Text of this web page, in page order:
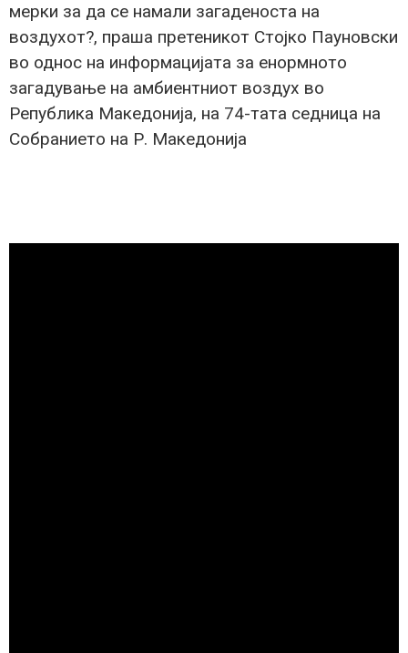
мерки за да се намали загаденоста на
воздухот?, праша претеникот Стојко Пауновски
во однос на информацијата за енормното
загадување на амбиентниот воздух во
Република Македонија, на 74-тата седница на
Собранието на Р. Македонија